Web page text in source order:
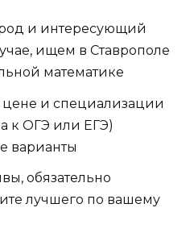
и интересующий
ищем в Ставрополе
математике
и специализации
к ОГЭ или ЕГЭ)
варианты
обязательно
лучшего по вашему